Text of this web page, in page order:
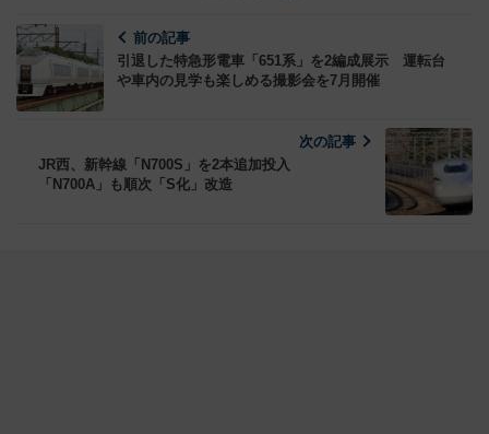
前の記事
引退した特急形電車「651系」を2編成展示 運転台
や車内の見学も楽しめる撮影会を7月開催
次の記事
JR西、新幹線「N700S」を2本追加投入
「N700A」も順次「S化」改造